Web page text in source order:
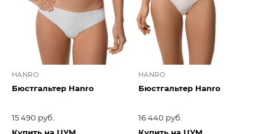
HANRO
Бюстгальтер Hanro
15 490 руб.
HANRO
Бюстгальтер Hanro
16 440 руб.